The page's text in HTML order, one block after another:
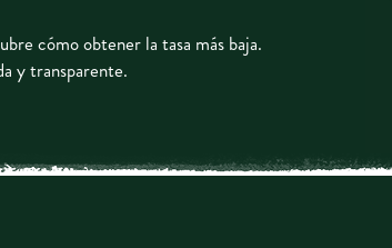
cómo obtener la tasa más baja.
y transparente.